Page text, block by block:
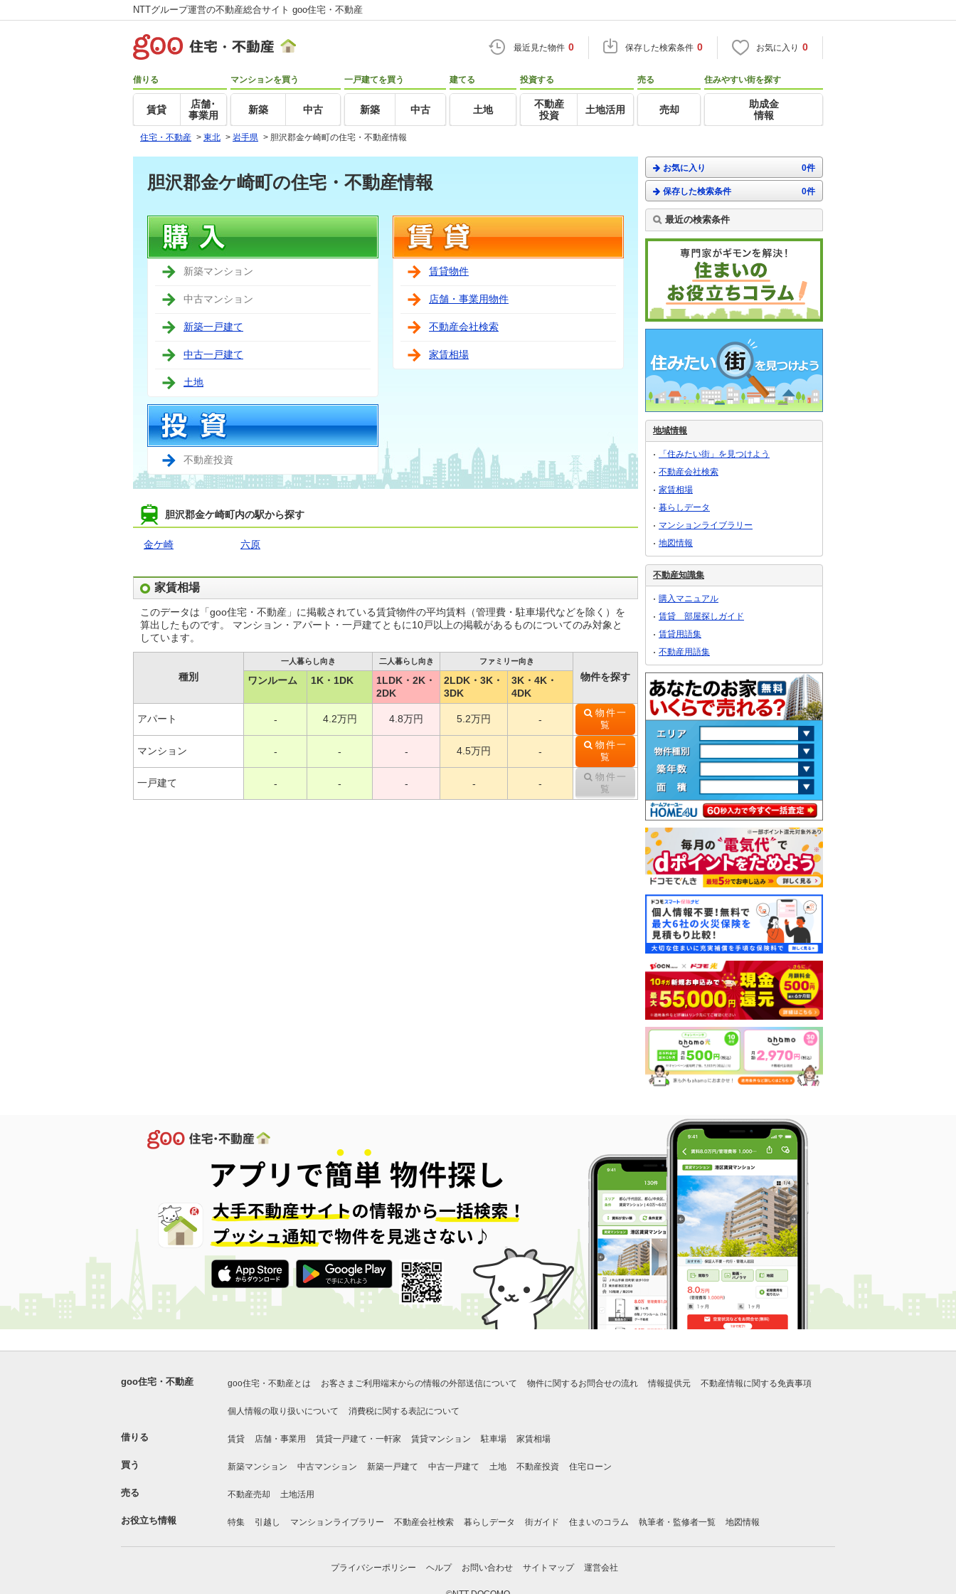
NTTグループ運営の不動産総合サイト goo住宅・不動産
最近見た物件 0 保存した検索条件 0 お気に入り 0
借りる
賃貸
店舗･
事業用
マンションを買う
新築 中古
一戸建てを買う
新築 中古
建てる
土地
投資する
不動産
投資
土地活用
売る
売却
住みやすい街を探す
助成金
情報
住宅・不動産 > 東北 > 岩手県 > 胆沢郡金ケ崎町の住宅・不動産情報
胆沢郡金ケ崎町の住宅・不動産情報
新築マンション
中古マンション
新築一戸建て
中古一戸建て
土地
不動産投資
賃貸物件
店舗・事業用物件
不動産会社検索
家賃相場
胆沢郡金ケ崎町内の駅から探す
金ケ崎 六原
家賃相場
このデータは「goo住宅・不動産」に掲載されている賃貸物件の平均賃料（管理費・駐車場代などを除く）を
算出したものです。 マンション・アパート・一戸建てともに10戸以上の掲載があるものについてのみ対象と
しています。
種別
一人暮らし向き 二人暮らし向き ファミリー向き
物件を探す
ワンルーム 1K・1DK
1LDK・2K・
2DK
2LDK・3K・
3DK
3K・4K・
4DK
アパート - 4.2万円 4.8万円 5.2万円 -
物件一
覧
マンション - - - 4.5万円 -
物件一
覧
一戸建て - - - - -
物件一
覧
お気に入り 0件
保存した検索条件 0件
最近の検索条件
地域情報
「住みたい街」を見つけよう
不動産会社検索
家賃相場
暮らしデータ
マンションライブラリー
地図情報
不動産知識集
購入マニュアル
賃貸 部屋探しガイド
賃貸用語集
不動産用語集
goo住宅・不動産 goo住宅・不動産とは お客さまご利用端末からの情報の外部送信について 物件に関するお問合せの流れ 情報提供元 不動産情報に関する免責事項
個人情報の取り扱いについて 消費税に関する表記について
借りる 賃貸 店舗・事業用 賃貸一戸建て・一軒家 賃貸マンション 駐車場 家賃相場
買う 新築マンション 中古マンション 新築一戸建て 中古一戸建て 土地 不動産投資 住宅ローン
売る 不動産売却 土地活用
お役立ち情報 特集 引越し マンションライブラリー 不動産会社検索 暮らしデータ 街ガイド 住まいのコラム 執筆者・監修者一覧 地図情報
プライバシーポリシー ヘルプ お問い合わせ サイトマップ 運営会社